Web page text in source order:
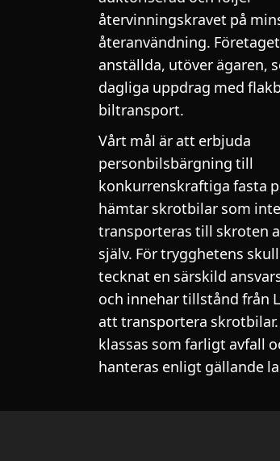
återvinningskravet på
återanvändning.
anställda, utöver ägaren,
dagliga uppdrag med
biltransport.
Vårt mål är att erbjuda
personbilsbärgning till
konkurrenskraftiga fasta
hämtar skrotbilar som
transporteras till skroten
själv. För trygghetens
tecknat en särskild
och innehar tillstånd från
att transportera skrotbilar.
klassas som farligt avfall
hanteras enligt gällande